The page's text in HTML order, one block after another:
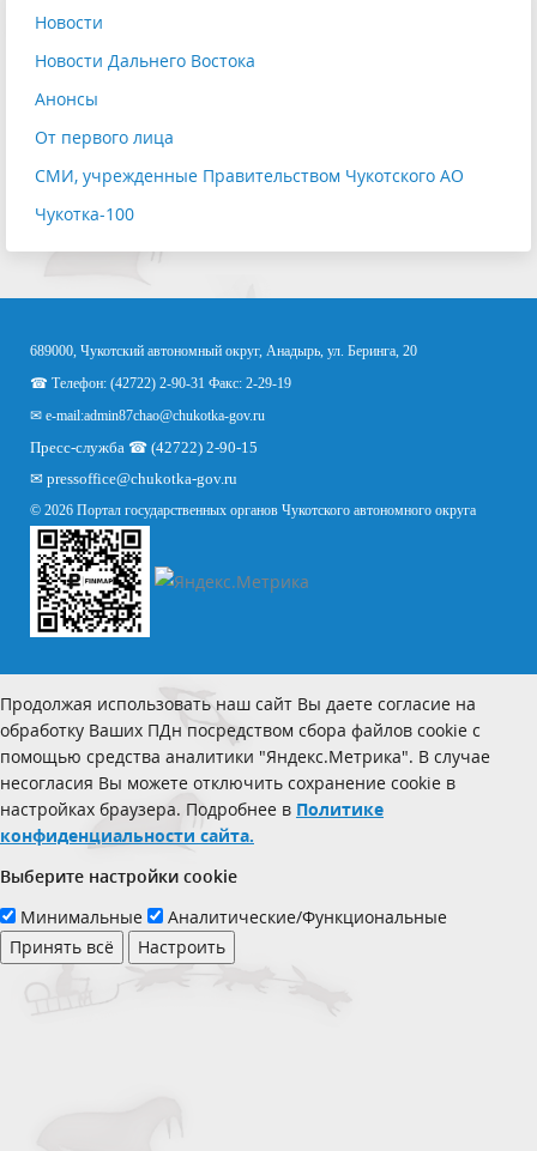
Новости
Новости Дальнего Востока
Анонсы
От первого лица
СМИ, учрежденные Правительством Чукотского АО
Чукотка-100
689000, Чукотский автономный округ, Анадырь, ул. Беринга, 20
☎ Телефон: (42722) 2-90-31 Факс: 2-29-19
✉ e-mail:admin87chao@chukotka-gov.ru
Пресс-служба ☎ (42722) 2-90-15
✉ pressoffice@chukotka-gov.ru
© 2026 Портал государственных органов Чукотского автономного округа
Продолжая использовать наш сайт Вы даете согласие на
обработку Ваших ПДн посредством сбора файлов cookie с
помощью средства аналитики "Яндекс.Метрика". В случае
несогласия Вы можете отключить сохранение cookie в
настройках браузера. Подробнее в Политике
конфиденциальности сайта.
Выберите настройки cookie
Минимальные
Аналитические/Функциональные
Принять всё
Настроить